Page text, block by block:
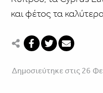
και φέτος τα
Δημοσιεύτηκε στις 26